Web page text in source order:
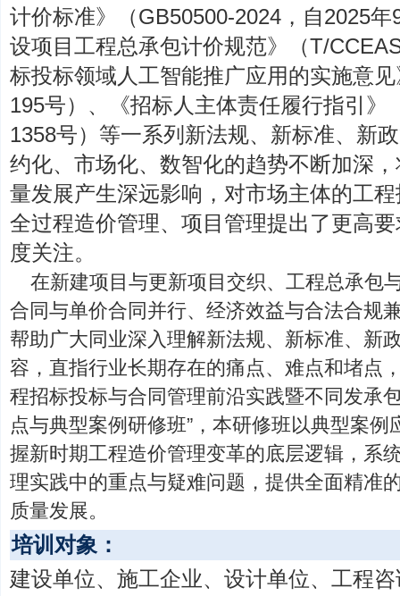
计价标准》（GB50500-2024，自2025
设项目工程总承包计价规范》（T/
标投标领域人工智能推广应用的实施意
195号）、《招标人主体责任履行指引》
1358号）等一系列新法规、新标准、新
约化、市场化、数智化的趋势不断加深
量发展产生深远影响，对市场主体的工
全过程造价管理、项目管理提出了更高
度关注。
在新建项目与更新项目交织、工程总承包
合同与单价合同并行、经济效益与合法合规
帮助广大同业深入理解新法规、新标准、新
容，直指行业长期存在的痛点、难点和堵点
程招标投标与合同管理前沿实践暨不同发承
点与典型案例研修班”，本研修班以典型案
握新时期工程造价管理变革的底层逻辑，系
理实践中的重点与疑难问题，提供全面精准
质量发展。
培训对象：
建设单位、施工企业、设计单位、工程